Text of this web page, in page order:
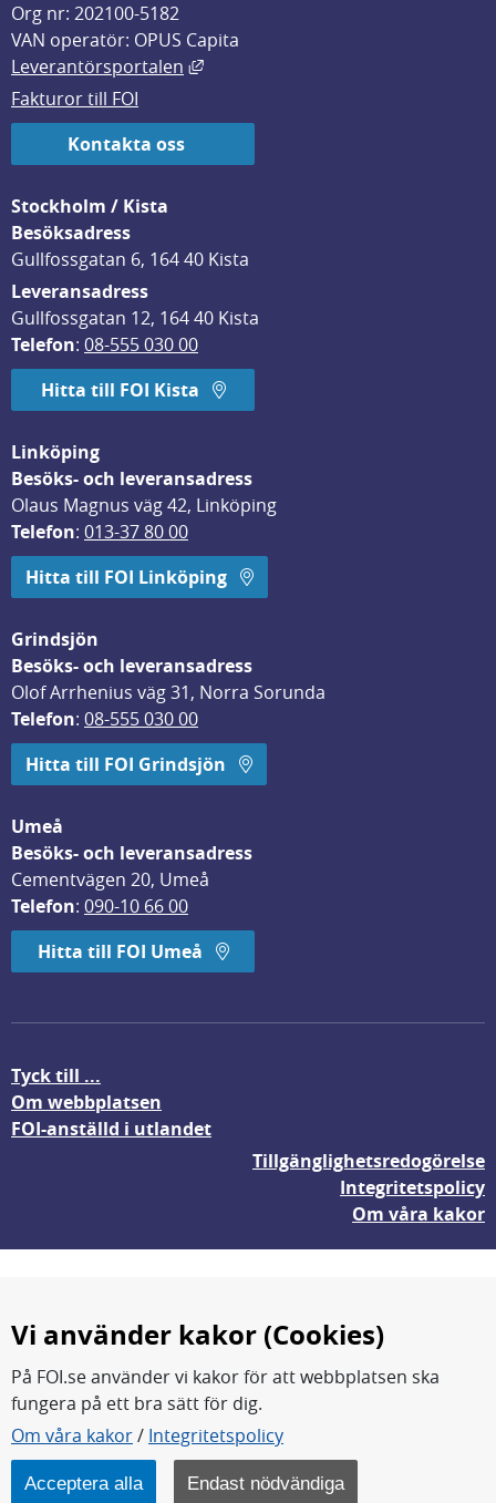
Org nr: 202100-5182
VAN operatör: OPUS Capita
Leverantörsportalen
Länk till annan webbplats, öppnas
Fakturor till FOI
Kontakta oss
Stockholm / Kista
Besöksadress
Gullfossgatan 6, 164 40 Kista
Leveransadress
Gullfossgatan 12, 164 40 Kista
Telefon: 08-555 030 00
Hitta till FOI Kista
Linköping
Besöks- och leveransadress
Olaus Magnus väg 42, Linköping
Telefon: 013-37 80 00
Hitta till FOI Linköping
Grindsjön
Besöks- och leveransadress
Olof Arrhenius väg 31, Norra Sorunda
Telefon: 08-555 030 00
Hitta till FOI Grindsjön
Umeå
Besöks- och leveransadress
Cementvägen 20, Umeå
Telefon: 090-10 66 00
Hitta till FOI Umeå
Tyck till ...
Om webbplatsen
FOI-anställd i utlandet
Tillgänglighetsredogörelse
Integritetspolicy
Om våra kakor
FOI forskar för en säkrare värld.
FOI:s kärnverksamhet är forskning, metod- och
teknikutveckling samt analyser och studier.
Myndigheten ligger under Försvarsdepartementet.
Vi använder kakor (Cookies)
På FOI.se använder vi kakor för att webbplatsen ska
fungera på ett bra sätt för dig.
Om våra kakor/ Integritetspolicy
Acceptera alla Endast nödvändiga